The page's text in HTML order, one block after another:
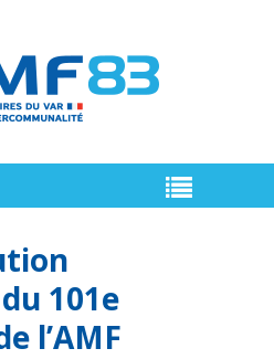
101e
l’AMF